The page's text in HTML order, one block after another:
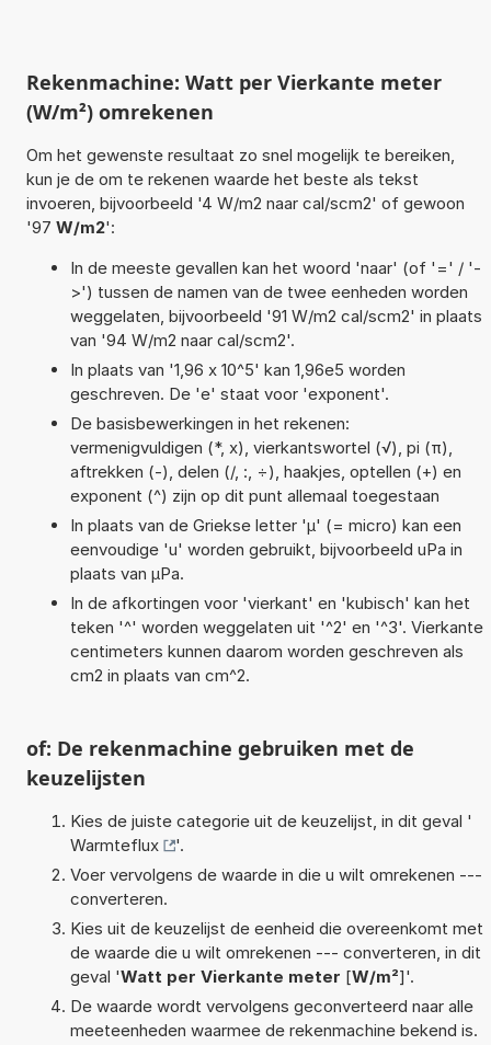
Rekenmachine: Watt per Vierkante meter
(W/m²) omrekenen
Om het gewenste resultaat zo snel mogelijk te bereiken,
kun je de om te rekenen waarde het beste als tekst
invoeren, bijvoorbeeld '4 W/m2 naar cal/scm2' of gewoon
'97 W/m2':
In de meeste gevallen kan het woord 'naar' (of '=' / '-
>') tussen de namen van de twee eenheden worden
weggelaten, bijvoorbeeld '91 W/m2 cal/scm2' in plaats
van '94 W/m2 naar cal/scm2'.
In plaats van '1,96 x 10^5' kan 1,96e5 worden
geschreven. De 'e' staat voor 'exponent'.
De basisbewerkingen in het rekenen:
vermenigvuldigen (*, x), vierkantswortel (√), pi (π),
aftrekken (-), delen (/, :, ÷), haakjes, optellen (+) en
exponent (^) zijn op dit punt allemaal toegestaan
In plaats van de Griekse letter 'µ' (= micro) kan een
eenvoudige 'u' worden gebruikt, bijvoorbeeld uPa in
plaats van µPa.
In de afkortingen voor 'vierkant' en 'kubisch' kan het
teken '^' worden weggelaten uit '^2' en '^3'. Vierkante
centimeters kunnen daarom worden geschreven als
cm2 in plaats van cm^2.
of: De rekenmachine gebruiken met de
keuzelijsten
Kies de juiste categorie uit de keuzelijst, in dit geval '
Warmteflux
'.
Voer vervolgens de waarde in die u wilt omrekenen ---
converteren.
Kies uit de keuzelijst de eenheid die overeenkomt met
de waarde die u wilt omrekenen --- converteren, in dit
geval 'Watt per Vierkante meter [W/m²]'.
De waarde wordt vervolgens geconverteerd naar alle
meeteenheden waarmee de rekenmachine bekend is.